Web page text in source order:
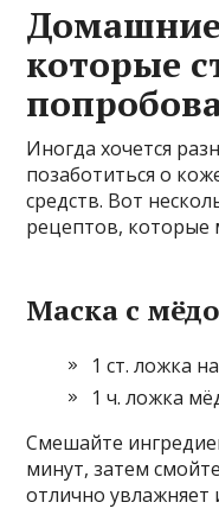
которые
Иногда хочется
позаботиться о
средств. Вот
рецептов, которые
Маска с
1 ст. ложка
1 ч. ложка
Смешайте
минут, затем
отлично увлажняет